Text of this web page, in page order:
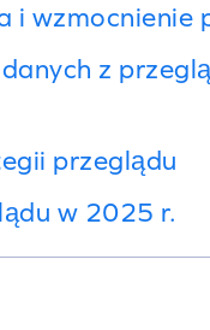
i wzmocnienie
z
przeglądu
w 2025 r.